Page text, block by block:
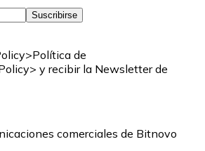
Suscribirse
de
y recibir la Newsletter de
comerciales de Bitnovo